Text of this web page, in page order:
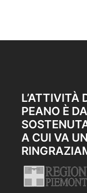
L’ATTIVITÀ
PEANO È
A CUI VA